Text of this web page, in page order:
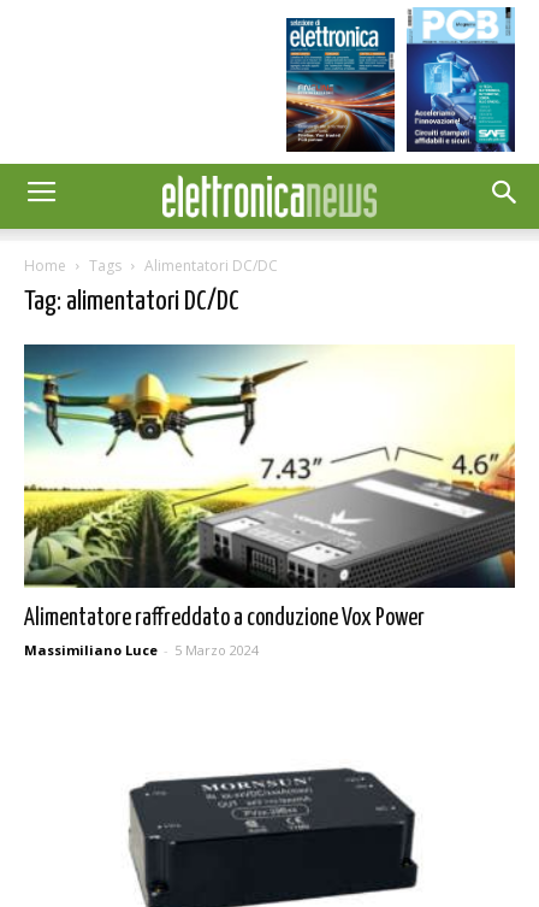
Home Tags Alimentatori DC/DC
Tag: alimentatori DC/DC
Alimentatore raffreddato a conduzione Vox Power
Massimiliano Luce - 5 Marzo 2024